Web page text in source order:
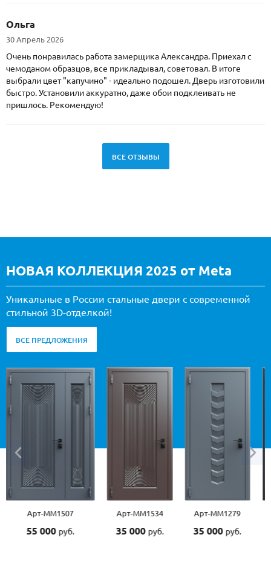
Ольга
30 Апрель 2026
Очень понравилась работа замерщика Александра. Приехал с
чемоданом образцов, все прикладывал, советовал. В итоге
выбрали цвет "капучино" - идеально подошел. Дверь изготовили
быстро. Установили аккуратно, даже обои подклеивать не
пришлось. Рекомендую!
ВСЕ ОТЗЫВЫ
НОВАЯ КОЛЛЕКЦИЯ 2025 от Meta
Уникальные в России стальные двери с современной
стильной 3D-отделкой!
ВСЕ ПРЕДЛОЖЕНИЯ
Арт-ММ1507
55 000 руб.
Арт-ММ1534
35 000 руб.
Арт-ММ1279
35 000 руб.